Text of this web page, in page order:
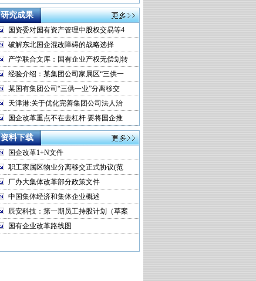
研究成果
国资委对国有资产管理中股权交易等4
破解东北国企混改障碍的战略选择
产学联合文库：国有企业产权无偿划转
经验介绍：某集团公司家属区“三供一
某国有集团公司“三供一业”分离移交
天津港:关于优化完善集团公司法人治
国企改革重点不在去杠杆 要将国企推
资料下载
国企改革1+N文件
职工家属区物业分离移交正式协议(范
厂办大集体改革部分政策文件
中国集体经济和集体企业概述
辰安科技：第一期员工持股计划（草案
国有企业改革路线图